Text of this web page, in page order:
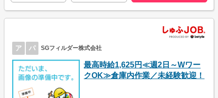
ア パ SGフィルダー株式会社
最高時給1,625円≪週2日～Wワー
クOK≫倉庫内作業／未経験歓迎！